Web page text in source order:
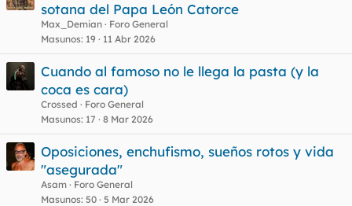
sotana del Papa León Catorce
Max_Demian
Foro General
Masunos 19 11 Abr 2026
Cuando al famoso no le llega la pasta (y la
coca es cara)
Crossed
Foro General
Masunos 17 8 Mar 2026
Oposiciones, enchufismo, sueños rotos y vida
"asegurada"
Asam
Foro General
Masunos 50 5 Mar 2026